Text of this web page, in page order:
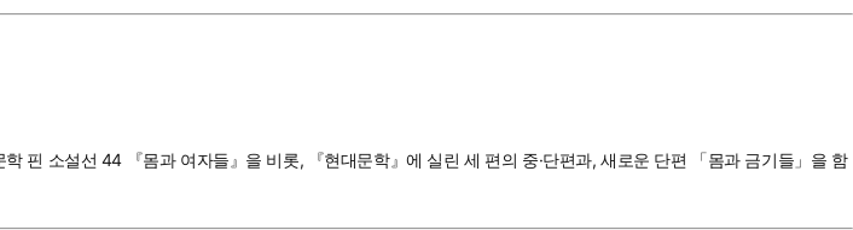
핀 소설선 44 『몸과 여자들』을 비롯, 『현대문학』에 실린 세 편의 중·단편과, 새로운 단편 「몸과 금기들」을 함